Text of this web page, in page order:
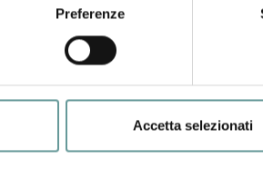
Preferenze
Accetta selezionati
03/05/news/da-viareggio-all-antartide-